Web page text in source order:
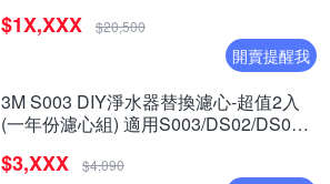
$1X,XXX $20,500
開賣提醒我
3M S003 DIY淨水器替換濾心-超值2入
(一年份濾心組) 適用S003/DS02/DS03
$3,XXX $4,090